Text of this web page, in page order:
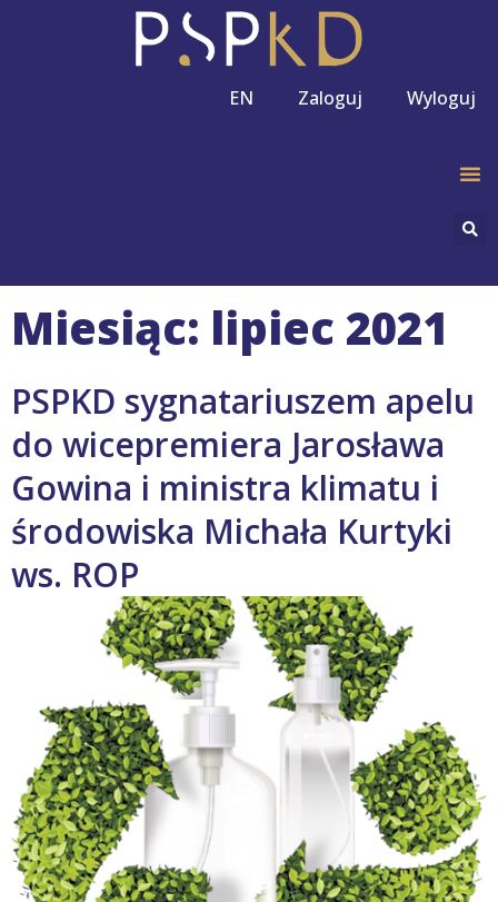
EN Zaloguj Wyloguj
Miesiąc: lipiec 2021
PSPKD sygnatariuszem apelu
do wicepremiera Jarosława
Gowina i ministra klimatu i
środowiska Michała Kurtyki
ws. ROP